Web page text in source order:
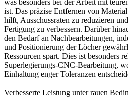
was besonders bei der Arbeit mit
ist. Das präzise Entfernen von
hilft, Ausschussraten zu reduzieren
Fertigung zu verbessern. Darüber
den Bedarf an Nachbearbeitungen,
und Positionierung der Löcher
Ressourcen spart. Dies ist besonders
Superlegierungs-CNC-Bearbeitung,
Einhaltung enger Toleranzen
Verbesserte Leistung unter rauen